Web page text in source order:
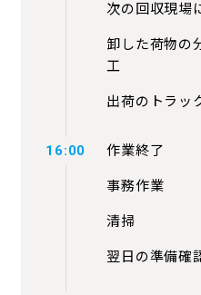
次の回収現場
卸した荷物の
工
出荷のトラッ
16:00 作業終了
事務作業
清掃
翌日の準備確